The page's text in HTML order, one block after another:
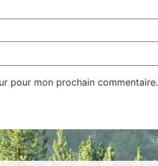
pour mon prochain commentaire.